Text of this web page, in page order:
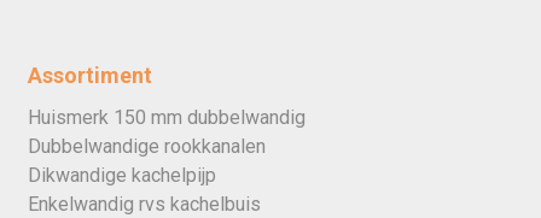
Assortiment
Huismerk 150 mm dubbelwandig
Dubbelwandige rookkanalen
Dikwandige kachelpijp
Enkelwandig rvs kachelbuis